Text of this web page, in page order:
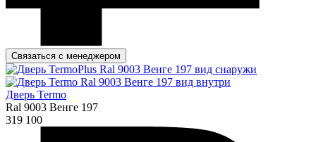
Связаться с менеджером
Дверь Termo
Ral 9003 Венге 197
319 100